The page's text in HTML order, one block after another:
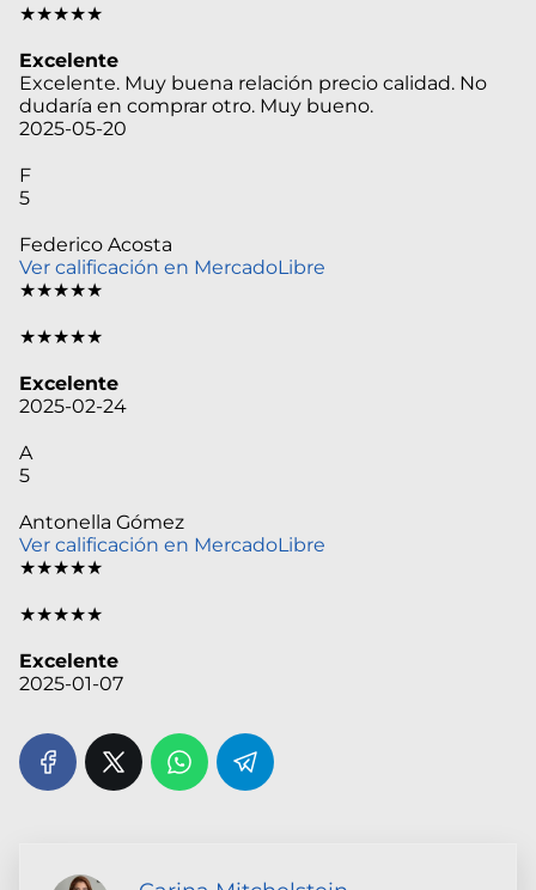
★★★★★
Excelente
Excelente. Muy buena relación precio calidad. No
dudaría en comprar otro. Muy bueno.
2025-05-20
F
5
Federico Acosta
Ver calificación en MercadoLibre
★★★★★
★★★★★
Excelente
2025-02-24
A
5
Antonella Gómez
Ver calificación en MercadoLibre
★★★★★
★★★★★
Excelente
2025-01-07